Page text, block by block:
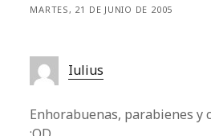
MARTES, 21 DE JUNIO DE 2005
Iulius
Enhorabuenas, parabienes y